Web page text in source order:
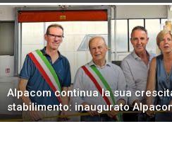
Alpacom continua la sua
stabilimento: inaugurato